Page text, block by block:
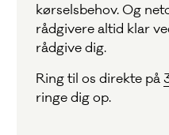
kørselsbehov. Og
rådgivere altid klar
rådgive dig.
Ring til os direkte på
ringe dig op.